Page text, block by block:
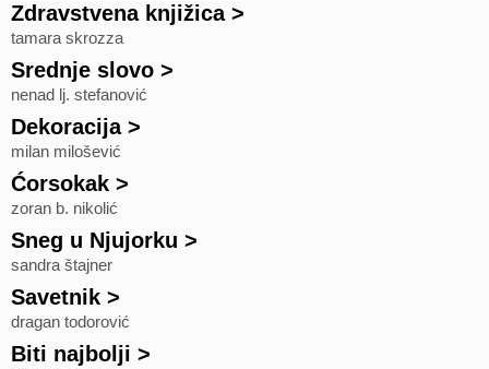
Zdravstvena knjižica>
tamara skrozza
Srednje slovo >
nenad lj. stefanović
Dekoracija>
milan milošević
Ćorsokak >
zoran b. nikolić
Sneg u Njujorku >
sandra štajner
Savetnik >
dragan todorović
Biti najbolji >